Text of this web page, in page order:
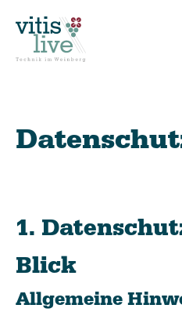
1.
Blick
Allgemeine